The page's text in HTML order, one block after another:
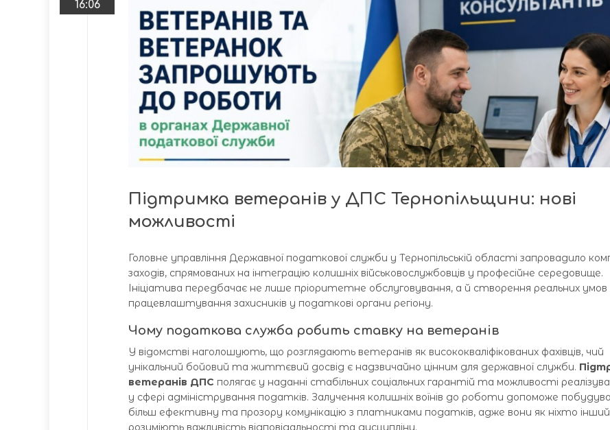
16:06
Підтримка ветеранів у ДПС Тернопільщини: нові
можливості
Головне управління Державної податкової служби у Тернопільській області запровадило
заходів, спрямованих на інтеграцію колишніх військовослужбовців у професійне середовище.
Ініціатива передбачає не лише пріоритетне обслуговування, а й створення реальних умов
працевлаштування захисників у податкові органи регіону.
Чому податкова служба робить ставку на ветеранів
У відомстві наголошують, що розглядають ветеранів як висококваліфікованих фахівців, чий
унікальний бойовий та життєвий досвід є надзвичайно цінним для державної служби.
ветеранів ДПС полягає у наданні стабільних соціальних гарантій та можливості
у сфері адміністрування податків. Залучення колишніх воїнів до роботи допоможе
більш ефективну та прозору комунікацію з платниками податків, адже вони як ніхто інший
розуміють важливість відповідальності та дисципліни.